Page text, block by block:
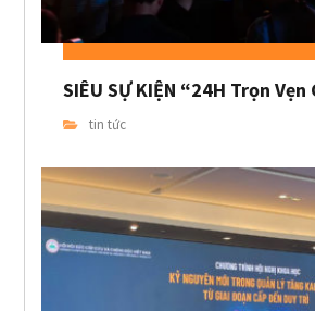
SIÊU SỰ KIỆN “24H Trọn Vẹn
tin tức